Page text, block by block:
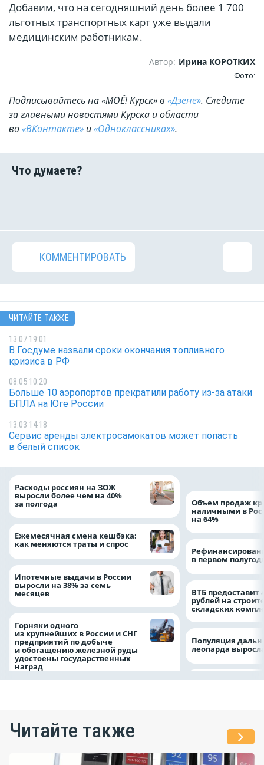
Добавим, что на сегодняшний день более 1 700
льготных транспортных карт уже выдали
медицинским работникам.
Автор: Ирина КОРОТКИХ
Фото:
Подписывайтесь на «МОЁ! Курск» в «Дзене». Cледите
за главными новостями Курска и области
во«ВКонтакте» и«Одноклассниках».
КОММЕНТИРОВАТЬ
ЧИТАЙТЕ ТАКЖЕ
13.07 19:01
В Госдуме назвали сроки окончания топливного
кризиса в РФ
08.05 10:20
Больше 10 аэропортов прекратили работу из-за атаки
БПЛА на Юге России
13.03 14:18
Сервис аренды электросамокатов может попасть
в белый список
Расходы россиян на ЗОЖ
выросли более чем на 40%
за полгода
Ежемесячная смена кешбэка:
как меняются траты и спрос
Ипотечные выдачи в России
выросли на 38% за семь
месяцев
Горняки одного
из крупнейших в России и СНГ
предприятий по добыче
и обогащению железной руды
удостоены государственных
наград
Объем продаж
наличными в
на 64%
в первом
ВТБ предоставит
рублей на
складских
Популяция
леопарда
Читайте также